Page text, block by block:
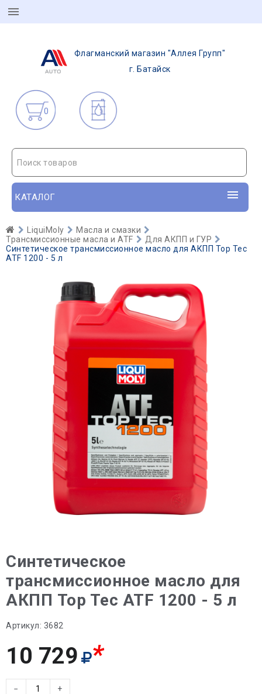
Флагманский магазин "Аллея Групп"
г. Батайск
0
Поиск товаров
КАТАЛОГ
LiquiMoly
Масла и смазки
Трансмиссионные масла и ATF
Для АКПП и ГУР
Синтетическое трансмиссионное масло для АКПП Top Tec
ATF 1200 - 5 л
Синтетическое
трансмиссионное масло для
АКПП Top Tec ATF 1200 - 5 л
Артикул: 3682
10 729 *
− +